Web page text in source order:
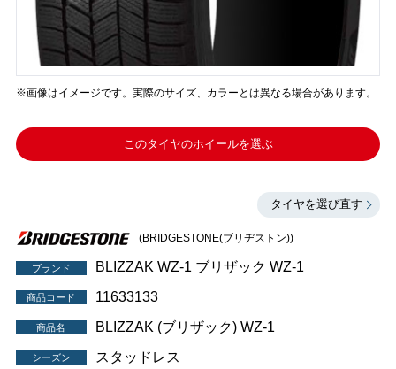
※画像はイメージです。実際のサイズ、カラーとは異なる場合があります。
このタイヤのホイールを選ぶ
タイヤを選び直す
(BRIDGESTONE(ブリヂストン))
ブランド BLIZZAK WZ-1 ブリザック WZ-1
商品コード 11633133
商品名 BLIZZAK (ブリザック) WZ-1
シーズン スタッドレス